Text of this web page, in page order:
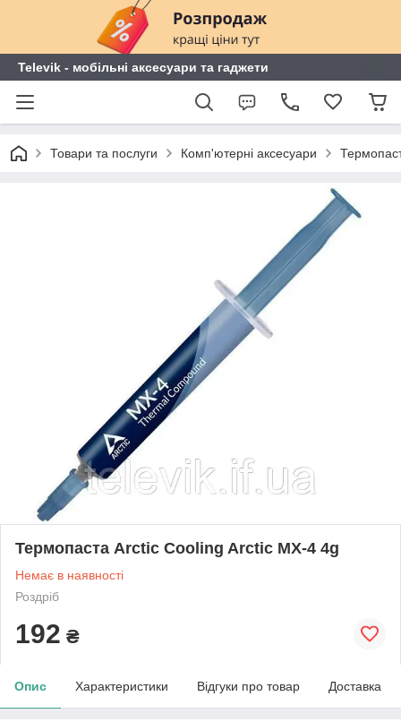
Televik - мобільні аксесуари та гаджети
Товари та послуги Комп'ютерні аксесуари
Термопаста Arctic Cooling Arctic MX-4 4g
Немає в наявності
Роздріб
192 ₴
Опис Характеристики Відгуки про товар Доставка